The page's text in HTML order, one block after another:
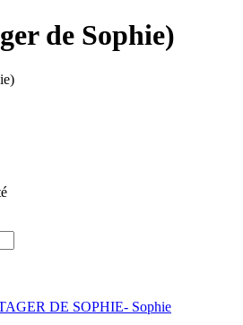
de Sophie)
DE SOPHIE- Sophie